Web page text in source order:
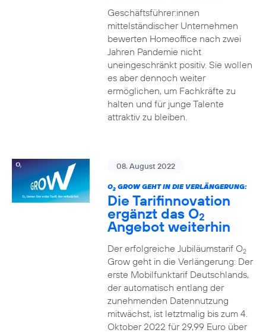
Geschäftsführer:innen
mittelständischer Unternehmen
bewerten Homeoffice nach zwei
Jahren Pandemie nicht
uneingeschränkt positiv. Sie wollen
es aber dennoch weiter
ermöglichen, um Fachkräfte zu
halten und für junge Talente
attraktiv zu bleiben.
08. August 2022
O2GROW GEHT IN DIE VERLÄNGERUNG:
Die Tarifinnovation
ergänzt das O2
Angebot weiterhin
Der erfolgreiche Jubiläumstarif O2
Grow geht in die Verlängerung: Der
erste Mobilfunktarif Deutschlands,
der automatisch entlang der
zunehmenden Datennutzung
mitwächst, ist letztmalig bis zum 4.
Oktober 2022 für 29,99 Euro über